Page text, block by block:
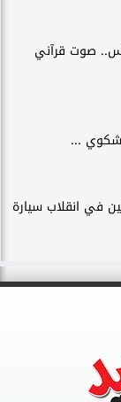
صوت قرآني
شكوي ...
في انقلاب سيارة